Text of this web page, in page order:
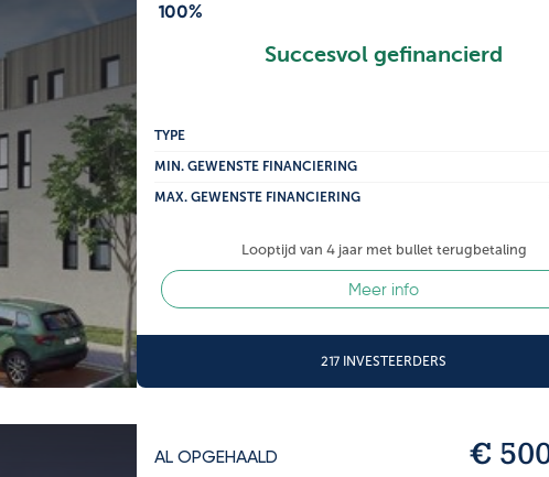
100%
Succesvol gefinancierd
TYPE
MIN. GEWENSTE FINANCIERING
MAX. GEWENSTE FINANCIERING
Looptijd van 4 jaar met bullet terugbetaling
Meer info
217 INVESTEERDERS
€
AL OPGEHAALD